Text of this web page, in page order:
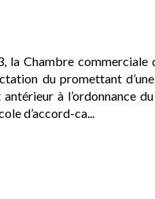
la Chambre commerciale
du promettant
à l’ordonnance
d’accord-ca...